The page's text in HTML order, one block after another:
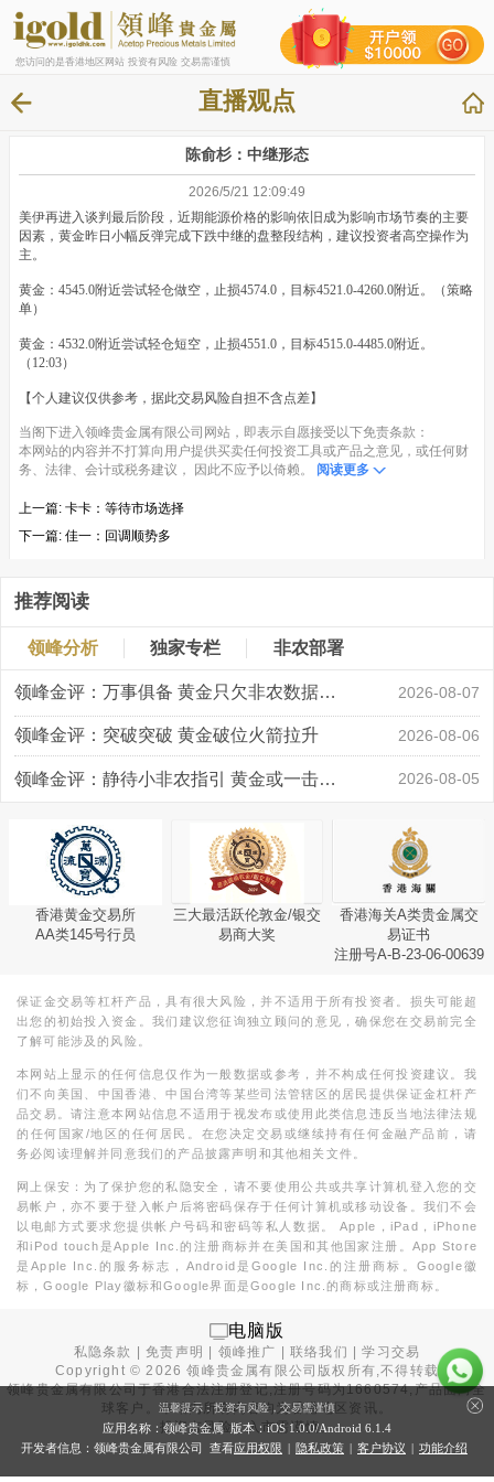
您访问的是香港地区网站 投资有风险 交易需谨慎
直播观点
陈俞杉：中继形态
2026/5/21 12:09:49
美伊再进入谈判最后阶段，近期能源价格的影响依旧成为影响市场节奏的主要
因素，黄金昨日小幅反弹完成下跌中继的盘整段结构，建议投资者高空操作为
主。
黄金：4545.0附近尝试轻仓做空，止损4574.0，目标4521.0-4260.0附近。（策略
单）
黄金：4532.0附近尝试轻仓短空，止损4551.0，目标4515.0-4485.0附近。
（12:03）
【个人建议仅供参考，据此交易风险自担不含点差】
当阁下进入领峰贵金属有限公司网站，即表示自愿接受以下免责条款：
本网站的内容并不打算向用户提供买卖任何投资工具或产品之意见，或任何财
务、法律、会计或税务建议， 因此不应予以倚赖。
阅读更多
上一篇: 卡卡：等待市场选择
下一篇: 佳一：回调顺势多
推荐阅读
领峰分析 独家专栏 非农部署
领峰金评：万事俱备 黄金只欠非农数据“东风” 2026-08-07
领峰金评：突破突破 黄金破位火箭拉升 2026-08-06
领峰金评：静待小非农指引 黄金或一击破局 2026-08-05
香港黄金交易所
AA类145号行员
三大最活跃伦敦金/银交
易商大奖
香港海关A类贵金属交
易证书
注册号A-B-23-06-00639
保证金交易等杠杆产品，具有很大风险，并不适用于所有投资者。损失可能超
出您的初始投入资金。我们建议您征询独立顾问的意见，确保您在交易前完全
了解可能涉及的风险。
本网站上显示的任何信息仅作为一般数据或参考，并不构成任何投资建议。我
们不向美国、中国香港、中国台湾等某些司法管辖区的居民提供保证金杠杆产
品交易。请注意本网站信息不适用于视发布或使用此类信息违反当地法律法规
的任何国家/地区的任何居民。在您决定交易或继续持有任何金融产品前，请
务必阅读理解并同意我们的产品披露声明和其他相关文件。
网上保安：为了保护您的私隐安全，请不要使用公共或共享计算机登入您的交
易帐户，亦不要于登入帐户后将密码保存于任何计算机或移动设备。我们不会
以电邮方式要求您提供帐户号码和密码等私人数据。 Apple，iPad，iPhone
和iPod touch是Apple Inc.的注册商标并在美国和其他国家注册。App Store
是Apple Inc.的服务标志，Android是Google Inc.的注册商标。Google徽
标，Google Play徽标和Google界面是Google Inc.的商标或注册商标。
电脑版
私隐条款 |免责声明 领峰推广 |联络我们 |学习交易
Copyright ©2026 领峰贵金属有限公司版权所有,不得转载
领峰贵金属有限公司于香港合法注册登记,注册号码为1660574,产品面向全
球客户。本站内所有内容均为香港地区资讯。
投资有风险，入市需谨慎。
温馨提示：投资有风险，交易需谨慎
应用名称：领峰贵金属 版本：iOS 1.0.0/Android 6.1.4
开发者信息：领峰贵金属有限公司 查看应用权限 | 隐私政策 | 客户协议 | 功能介绍